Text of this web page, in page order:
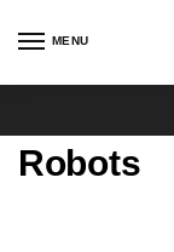
MENU
Robots